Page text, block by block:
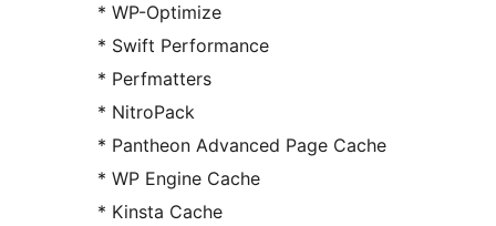
* WP-Optimize
* Swift Performance
* Perfmatters
* NitroPack
* Pantheon Advanced Page Cache
* WP Engine Cache
* Kinsta Cache